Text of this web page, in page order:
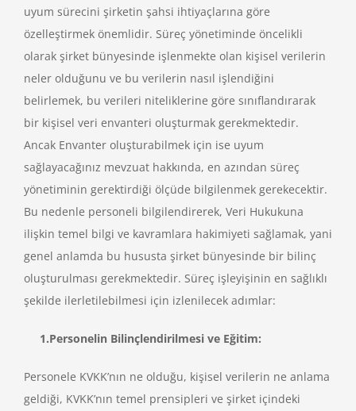
uyum sürecini şirketin şahsi ihtiyaçlarına göre
özelleştirmek önemlidir. Süreç yönetiminde öncelikli
olarak şirket bünyesinde işlenmekte olan kişisel verilerin
neler olduğunu ve bu verilerin nasıl işlendiğini
belirlemek, bu verileri niteliklerine göre sınıflandırarak
bir kişisel veri envanteri oluşturmak gerekmektedir.
Ancak Envanter oluşturabilmek için ise uyum
sağlayacağınız mevzuat hakkında, en azından süreç
yönetiminin gerektirdiği ölçüde bilgilenmek gerekecektir.
Bu nedenle personeli bilgilendirerek, Veri Hukukuna
ilişkin temel bilgi ve kavramlara hakimiyeti sağlamak, yani
genel anlamda bu hususta şirket bünyesinde bir bilinç
oluşturulması gerekmektedir. Süreç işleyişinin en sağlıklı
şekilde ilerletilebilmesi için izlenilecek adımlar:
1.Personelin Bilinçlendirilmesi ve Eğitim:
Personele KVKK’nın ne olduğu, kişisel verilerin ne anlama
geldiği, KVKK’nın temel prensipleri ve şirket içindeki